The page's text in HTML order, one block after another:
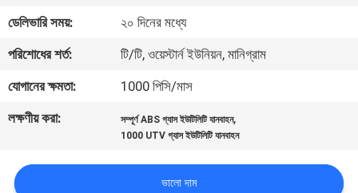
যোগাযোগ
করুন
উদ্ধৃতির
জন্য
ডেলিভারি সময়:
২০ দিনের মধ্যে
পরিশোধের শর্ত:
টি/টি, ওয়েস্টার্ন ইউনিয়ন, মানিগ্রাম
যোগানের ক্ষমতা:
1000 পিসি/মাস
লক্ষণীয় করা:
সম্পূর্ণ ABS গ্যাস ইউটিলিটি যানবাহন,
1000 UTV গ্যাস ইউটিলিটি যানবাহন
ভালো দাম